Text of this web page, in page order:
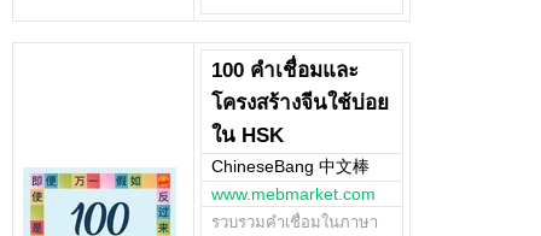
100 คำเชื่อมและ
โครงสร้างจีนใช้บ่อย
ใน HSK
ChineseBang 中文棒
www.mebmarket.com
รวบรวมคำเชื่อมในภาษา